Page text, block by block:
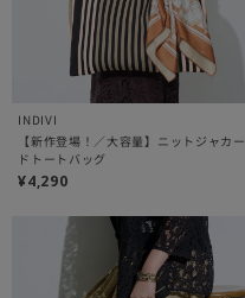
INDIVI
【新作登場！／大容量】ニットジャカー
ドトートバッグ
¥4,290